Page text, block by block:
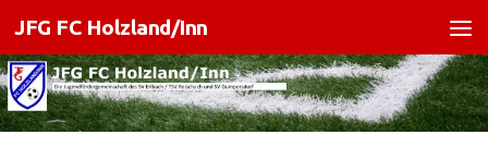
Zum Inhalt springen
JFG FC Holzland/Inn